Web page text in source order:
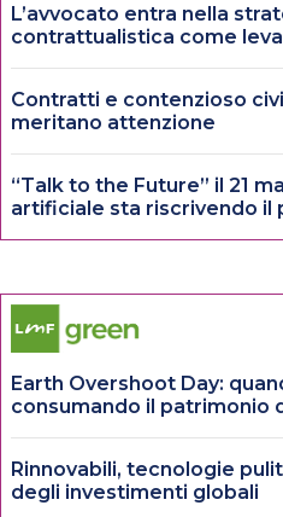
L’avvocato entra nella
contrattualistica come
Contratti e contenzioso
meritano attenzione
“Talk to the Future” il 21
artificiale sta riscrivendo il
Earth Overshoot Day:
consumando il patrimonio
Rinnovabili, tecnologie
degli investimenti globali